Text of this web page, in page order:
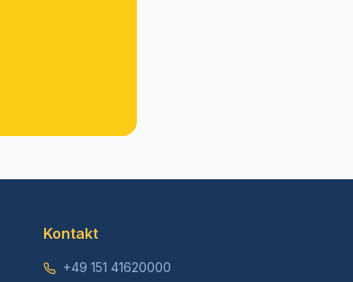
Kontakt
+49 151 41620000